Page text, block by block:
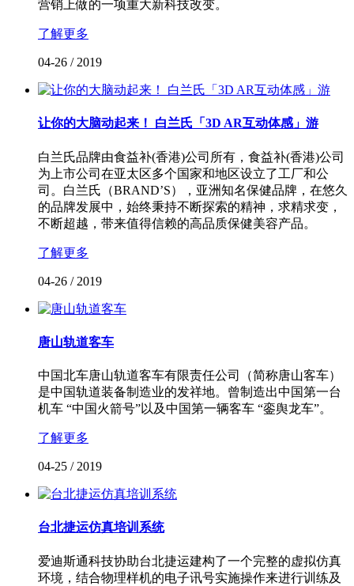
营销上做的一项重大新科技改变。
了解更多
04-26 / 2019
让你的大脑动起来！ 白兰氏「3D AR互动体感」游
白兰氏品牌由食益补(香港)公司所有，食益补(香港)公司
为上市公司在亚太区多个国家和地区设立了工厂和公
司。白兰氏（BRAND’S），亚洲知名保健品牌，在悠久
的品牌发展中，始终秉持不断探索的精神，求精求变，
不断超越，带来值得信赖的高品质保健美容产品。
了解更多
04-26 / 2019
唐山轨道客车
中国北车唐山轨道客车有限责任公司（简称唐山客车）
是中国轨道装备制造业的发祥地。曾制造出中国第一台
机车 “中国火箭号”以及中国第一辆客车 “銮舆龙车”。
了解更多
04-25 / 2019
台北捷运仿真培训系统
爱迪斯通科技协助台北捷运建构了一个完整的虚拟仿真
环境，结合物理样机的电子讯号实施操作来进行训练及